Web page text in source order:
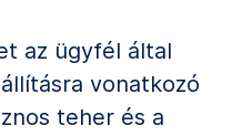
az ügyfél által
vonatkozó
teher és a